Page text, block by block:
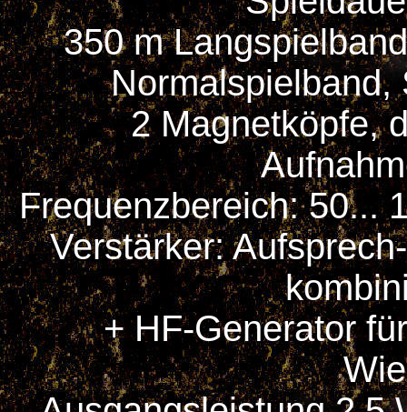
350 m
2 Magnetköpfe,
Frequenzbereich: 50...
Verstärker:
+ HF-Generator